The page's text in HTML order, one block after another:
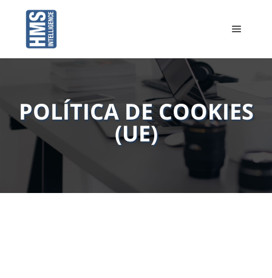
POLÍTICA DE COOKIES
(UE)